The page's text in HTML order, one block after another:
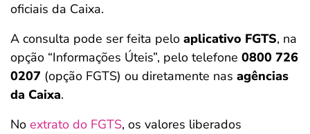
oficiais da Caixa.
A consulta pode ser feita pelo aplicativo FGTS, na
opção “Informações Úteis”, pelo telefone 0800 726
0207 (opção FGTS) ou diretamente nas agências
da Caixa.
No extrato do FGTS, os valores liberados